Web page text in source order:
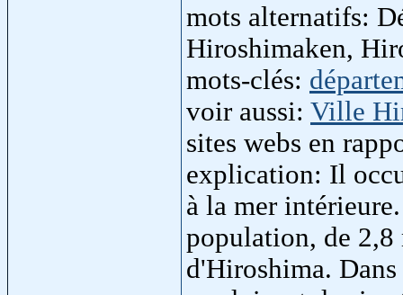
mots alternatifs:
Hiroshimaken,
mots-clés:
voir aussi: Ville
sites webs en
explication: Il
à la mer
population, de
d'Hiroshima.